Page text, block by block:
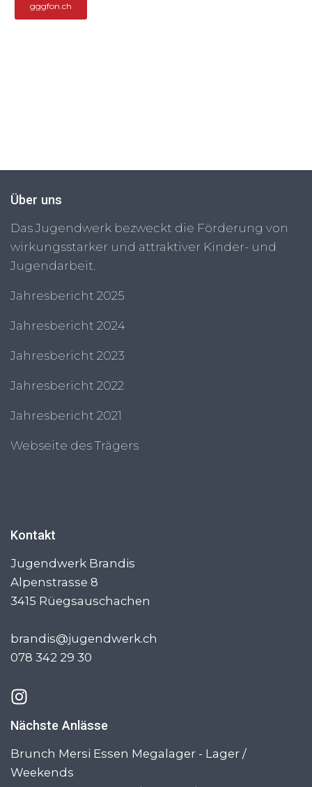
gggfon.ch
Über uns
Das Jugendwerk bezweckt die Förderung von
wirkungsstarker und attraktiver Kinder- und
Jugendarbeit.
Jahresbericht 2025
Jahresbericht 2024
Jahresbericht 2023
Jahresbericht 2022
Jahresbericht 2021
Webseite des Trägers
Kontakt
Jugendwerk Brandis
Alpenstrasse 8
3415 Rüegsauschachen
brandis@jugendwerk.ch
078 342 29 30
Nächste Anlässe
Brunch Mersi Essen Megalager - Lager /
Weekends